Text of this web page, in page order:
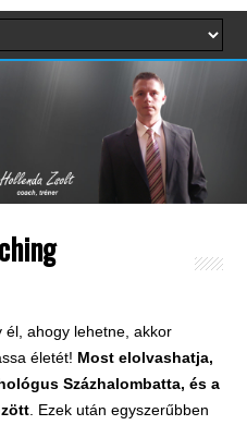
él, ahogy lehetne, akkor
életét! Most elolvashatja,
Százhalombatta, és a
. Ezek után egyszerűbben